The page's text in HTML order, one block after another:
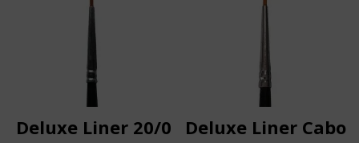
Deluxe Liner 20/0
Deluxe Liner Cabo